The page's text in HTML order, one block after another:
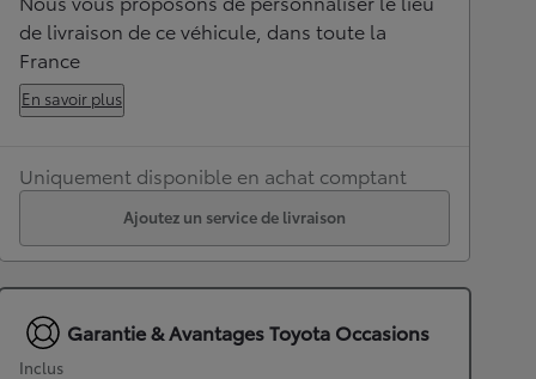
de livraison de ce véhicule, dans toute la
France
En savoir plus
Uniquement disponible en achat comptant
Ajoutez un service de livraison
Garantie & Avantages Toyota Occasions
Inclus